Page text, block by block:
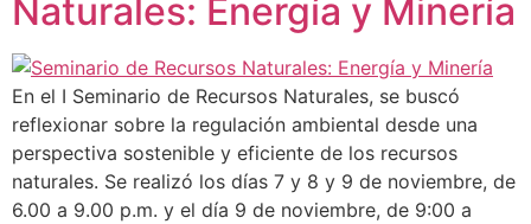
Naturales: Energía y Minería
En el I Seminario de Recursos Naturales, se buscó
reflexionar sobre la regulación ambiental desde una
perspectiva sostenible y eficiente de los recursos
naturales. Se realizó los días 7 y 8 y 9 de noviembre, de
6.00 a 9.00 p.m. y el día 9 de noviembre, de 9:00 a